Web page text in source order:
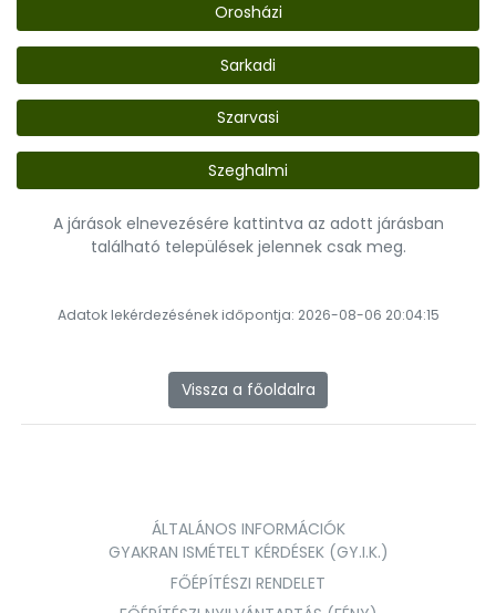
Orosházi
Sarkadi
Szarvasi
Szeghalmi
A járások elnevezésére kattintva az adott járásban
található települések jelennek csak meg.
Adatok lekérdezésének időpontja: 2026-08-06 20:04:15
Vissza a főoldalra
ÁLTALÁNOS INFORMÁCIÓK
GYAKRAN ISMÉTELT KÉRDÉSEK (GY.I.K.)
FŐÉPÍTÉSZI RENDELET